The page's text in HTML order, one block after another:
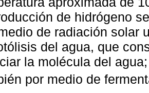
de hidrógeno
de radiación solar
del agua, que
la molécula del
por medio de